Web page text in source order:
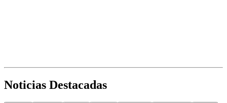
Noticias Destacadas